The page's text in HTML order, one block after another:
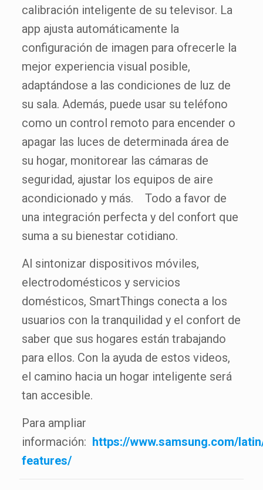
calibración inteligente de su televisor. La
app ajusta automáticamente la
configuración de imagen para ofrecerle la
mejor experiencia visual posible,
adaptándose a las condiciones de luz de
su sala. Además, puede usar su teléfono
como un control remoto para encender o
apagar las luces de determinada área de
su hogar, monitorear las cámaras de
seguridad, ajustar los equipos de aire
acondicionado y más. Todo a favor de
una integración perfecta y del confort que
suma a su bienestar cotidiano.
Al sintonizar dispositivos móviles,
electrodomésticos y servicios
domésticos, SmartThings conecta a los
usuarios con la tranquilidad y el confort de
saber que sus hogares están trabajando
para ellos. Con la ayuda de estos videos,
el camino hacia un hogar inteligente será
tan accesible.
Para ampliar
información: https://www.samsung.com/
features/